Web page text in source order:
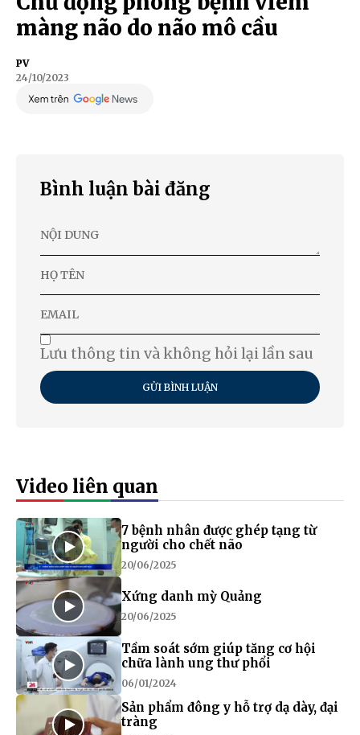
màng não do não mô cầu
PV
24/10/2023
Bình luận bài đăng
Lưu thông tin và không hỏi lại lần sau
GỬI BÌNH LUẬN
Video liên quan
7 bệnh nhân được ghép tạng từ
người cho chết não
20/06/2025
Xứng danh mỳ Quảng
20/06/2025
Tầm soát sớm giúp tăng cơ hội
chữa lành ung thư phổi
06/01/2024
Sản phẩm đông y hỗ trợ dạ dày, đại
tràng